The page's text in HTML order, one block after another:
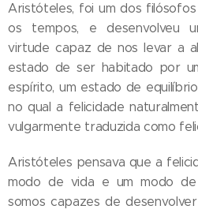
Aristóteles, foi um dos
os tempos, e desenvolveu
virtude capaz de nos levar a
estado de ser habitado por
espírito, um estado de
no qual a felicidade
vulgarmente traduzida como
Aristóteles pensava que a
modo de vida e um modo
somos capazes de